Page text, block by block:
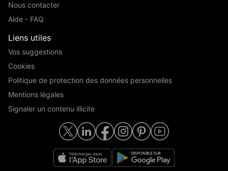
Nous contacter
Aide - FAQ
Liens utiles
Vos suggestions
Cookies
Politique de protection des données personnelles
Mentions légales
Signaler un contenu illicite